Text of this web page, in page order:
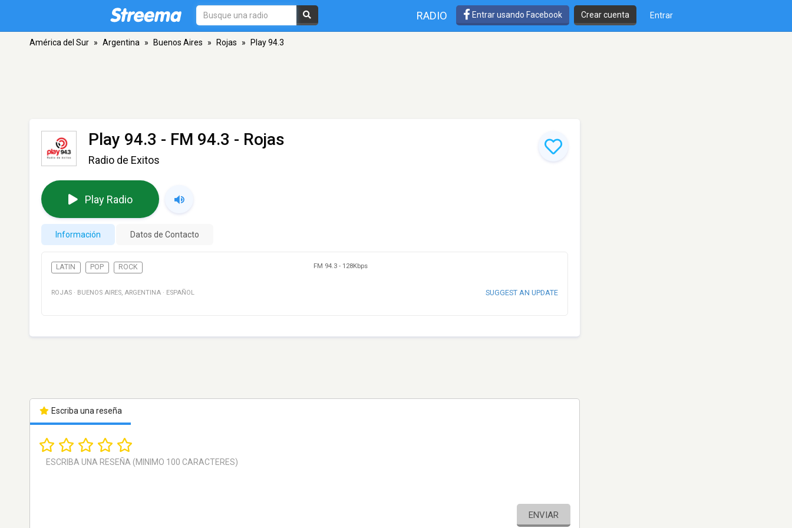
RADIO Entrar usando Facebook Crear cuenta Entrar
América del Sur » Argentina » Buenos Aires » Rojas » Play 94.3
Play 94.3 - FM 94.3 - Rojas
Radio de Exitos
Play Radio
Información Datos de Contacto
LATIN POP ROCK FM 94.3 - 128Kbps
ROJAS · BUENOS AIRES, ARGENTINA · ESPAÑOL SUGGEST AN UPDATE
Escriba una reseña
ENVIAR